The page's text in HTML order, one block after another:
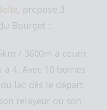
, propose 3
Bourget :
/ 3600m à courir
4. Avec 10 bornes
lac dès le départ,
relayeur ou son